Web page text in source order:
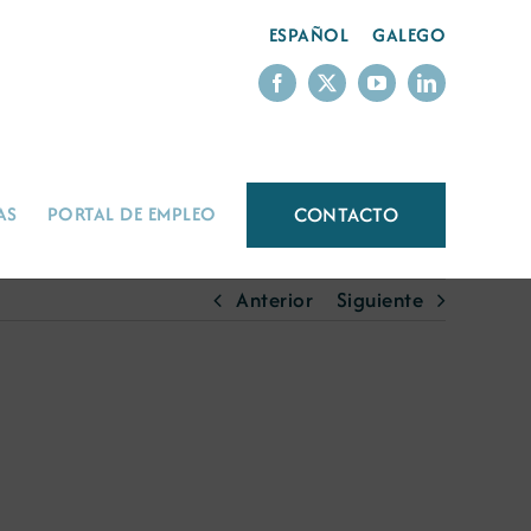
ESPAÑOL GALEGO
PORTAL DE EMPLEO CONTACTO
Anterior Siguiente